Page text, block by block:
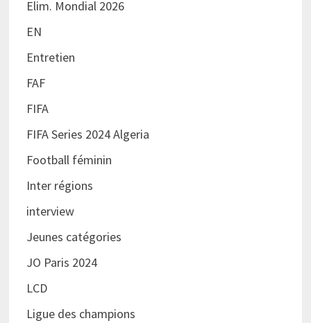
Elim. Mondial 2026
EN
Entretien
FAF
FIFA
FIFA Series 2024 Algeria
Football féminin
Inter régions
interview
Jeunes catégories
JO Paris 2024
LCD
Ligue des champions